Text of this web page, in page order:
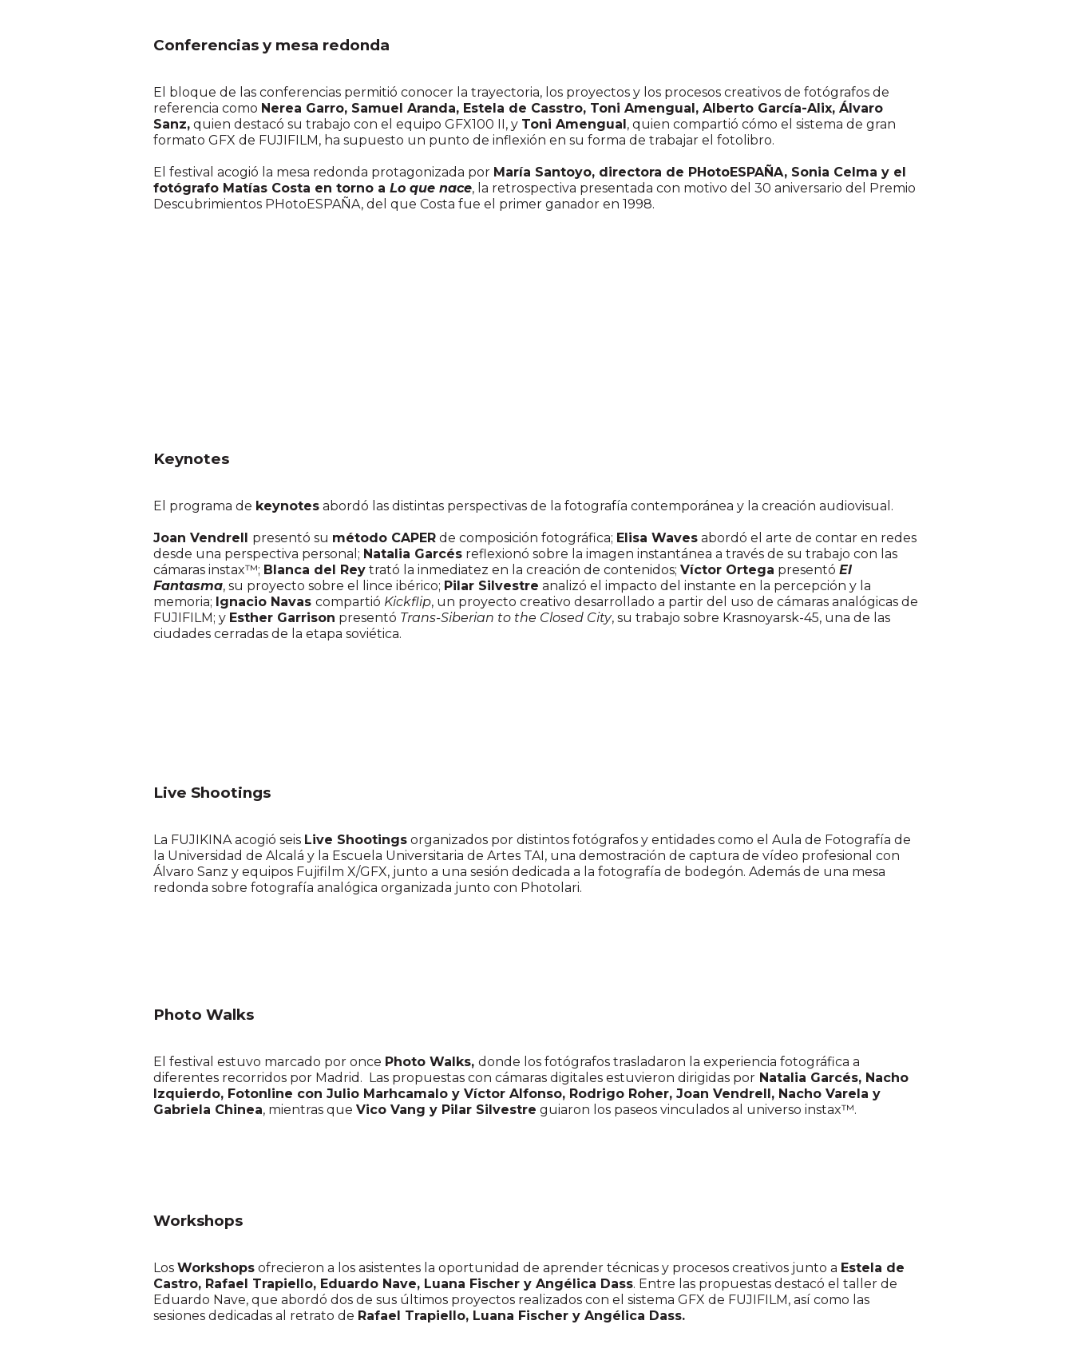
Conferencias y mesa redonda
El bloque de las conferencias permitió conocer la trayectoria, los proyectos y los procesos creativos de fotógrafos de
referencia como Nerea Garro, Samuel Aranda, Estela de Casstro, Toni Amengual, Alberto García-Alix, Álvaro
Sanz, quien destacó su trabajo con el equipo GFX100 II, y Toni Amengual, quien compartió cómo el sistema de gran
formato GFX de FUJIFILM, ha supuesto un punto de inflexión en su forma de trabajar el fotolibro.
El festival acogió la mesa redonda protagonizada por María Santoyo, directora de PHotoESPAÑA, Sonia Celma y el
fotógrafo Matías Costa en torno a Lo que nace, la retrospectiva presentada con motivo del 30 aniversario del Premio
Descubrimientos PHotoESPAÑA, del que Costa fue el primer ganador en 1998.
Keynotes
El programa de keynotes abordó las distintas perspectivas de la fotografía contemporánea y la creación audiovisual.
Joan Vendrell presentó su método CAPER de composición fotográfica; Elisa Waves abordó el arte de contar en redes
desde una perspectiva personal; Natalia Garcés reflexionó sobre la imagen instantánea a través de su trabajo con las
cámaras instax™; Blanca del Rey trató la inmediatez en la creación de contenidos; Víctor Ortega presentó El
Fantasma, su proyecto sobre el lince ibérico; Pilar Silvestre analizó el impacto del instante en la percepción y la
memoria; Ignacio Navas compartió Kickflip, un proyecto creativo desarrollado a partir del uso de cámaras analógicas de
FUJIFILM; y Esther Garrison presentó Trans-Siberian to the Closed City, su trabajo sobre Krasnoyarsk-45, una de las
ciudades cerradas de la etapa soviética.
Live Shootings
La FUJIKINA acogió seis Live Shootings organizados por distintos fotógrafos y entidades como el Aula de Fotografía de
la Universidad de Alcalá y la Escuela Universitaria de Artes TAI, una demostración de captura de vídeo profesional con
Álvaro Sanz y equipos Fujifilm X/GFX, junto a una sesión dedicada a la fotografía de bodegón. Además de una mesa
redonda sobre fotografía analógica organizada junto con Photolari.
Photo Walks
El festival estuvo marcado por once Photo Walks, donde los fotógrafos trasladaron la experiencia fotográfica a
diferentes recorridos por Madrid. Las propuestas con cámaras digitales estuvieron dirigidas por Natalia Garcés, Nacho
Izquierdo, Fotonline con Julio Marhcamalo y Víctor Alfonso, Rodrigo Roher, Joan Vendrell, Nacho Varela y
Gabriela Chinea, mientras que Vico Vang y Pilar Silvestre guiaron los paseos vinculados al universo instax™.
Workshops
Los Workshops ofrecieron a los asistentes la oportunidad de aprender técnicas y procesos creativos junto a Estela de
Castro, Rafael Trapiello, Eduardo Nave, Luana Fischer y Angélica Dass. Entre las propuestas destacó el taller de
Eduardo Nave, que abordó dos de sus últimos proyectos realizados con el sistema GFX de FUJIFILM, así como las
sesiones dedicadas al retrato de Rafael Trapiello, Luana Fischer y Angélica Dass.